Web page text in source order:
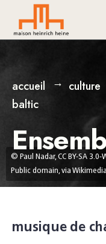
© Paul Nadar, CC BY-SA
Public domain, via
accueil culture
baltic
musique de